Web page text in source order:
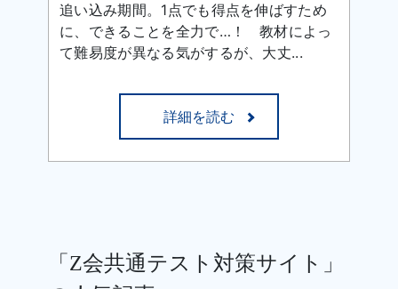
追い込み期間。1点でも得点を伸ばすため
に、できることを全力で…！ 教材によっ
て難易度が異なる気がするが、大丈...
詳細を読む
「Z会共通テスト対策サイト」